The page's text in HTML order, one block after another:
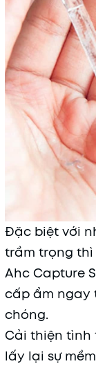
Đặc biệt với
trầm trọng
Ahc Capture
cấp ẩm ngay
chóng.
Cải thiện tình
lấy lại sự